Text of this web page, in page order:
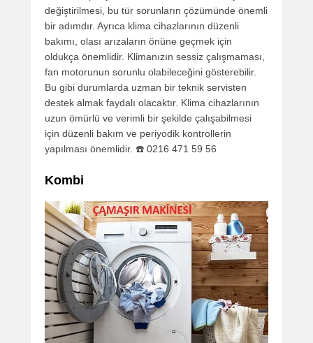
değiştirilmesi, bu tür sorunların çözümünde önemli
bir adımdır. Ayrıca klima cihazlarının düzenli
bakımı, olası arızaların önüne geçmek için
oldukça önemlidir. Klimanızın sessiz çalışmaması,
fan motorunun sorunlu olabileceğini gösterebilir.
Bu gibi durumlarda uzman bir teknik servisten
destek almak faydalı olacaktır. Klima cihazlarının
uzun ömürlü ve verimli bir şekilde çalışabilmesi
için düzenli bakım ve periyodik kontrollerin
yapılması önemlidir. ☎️ 0216 471 59 56
Kombi